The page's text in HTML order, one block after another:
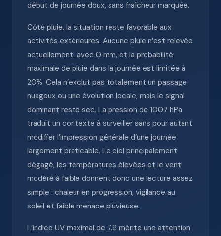
début de journée doux, sans fraîcheur marquée.
Côté pluie, la situation reste favorable aux
activités extérieures. Aucune pluie n’est relevée
actuellement, avec 0 mm, et la probabilité
maximale de pluie dans la journée est limitée à
20%. Cela n’exclut pas totalement un passage
nuageux ou une évolution locale, mais le signal
dominant reste sec. La pression de 1007 hPa
traduit un contexte à surveiller sans pour autant
modifier l’impression générale d’une journée
largement praticable. Le ciel principalement
dégagé, les températures élevées et le vent
modéré à faible donnent donc une lecture assez
simple : chaleur en progression, vigilance au
soleil et faible menace pluvieuse.
L’indice UV maximal de 7.9 mérite une attention